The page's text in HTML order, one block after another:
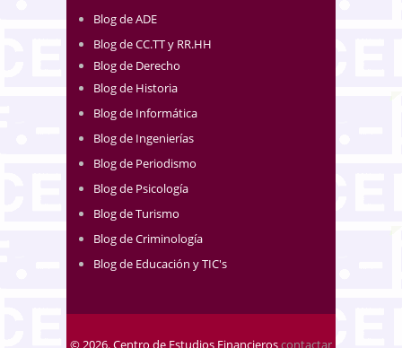
Blog de ADE
Blog de CC.TT y RR.HH
Blog de Derecho
Blog de Historia
Blog de Informática
Blog de Ingenierías
Blog de Periodismo
Blog de Psicología
Blog de Turismo
Blog de Criminología
Blog de Educación y TIC's
© 2026. Centro de Estudios Financieroscontactar